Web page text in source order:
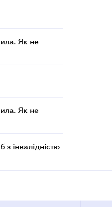
Як не
Як не
інвалідністю